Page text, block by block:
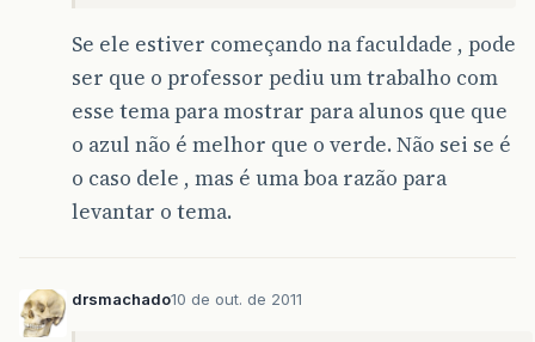
Se ele estiver começando na faculdade , pode
ser que o professor pediu um trabalho com
esse tema para mostrar para alunos que que
o azul não é melhor que o verde. Não sei se é
o caso dele , mas é uma boa razão para
levantar o tema.
drsmachado10 de out. de 2011